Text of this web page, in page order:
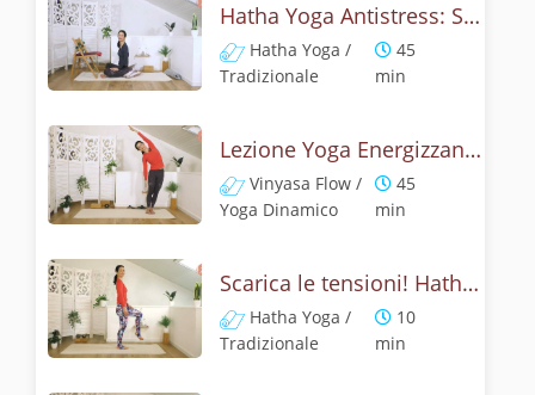
Hatha Yoga Antistress: Sconfiggi Fatica ed Esaurimento
Hatha Yoga /
Tradizionale
45
min
Lezione Yoga Energizzante: Combattere lo Stress e Rigenerare le Energie
Vinyasa Flow /
Yoga Dinamico
45
min
Scarica le tensioni! Hatha Yoga Antistress
Hatha Yoga /
Tradizionale
10
min